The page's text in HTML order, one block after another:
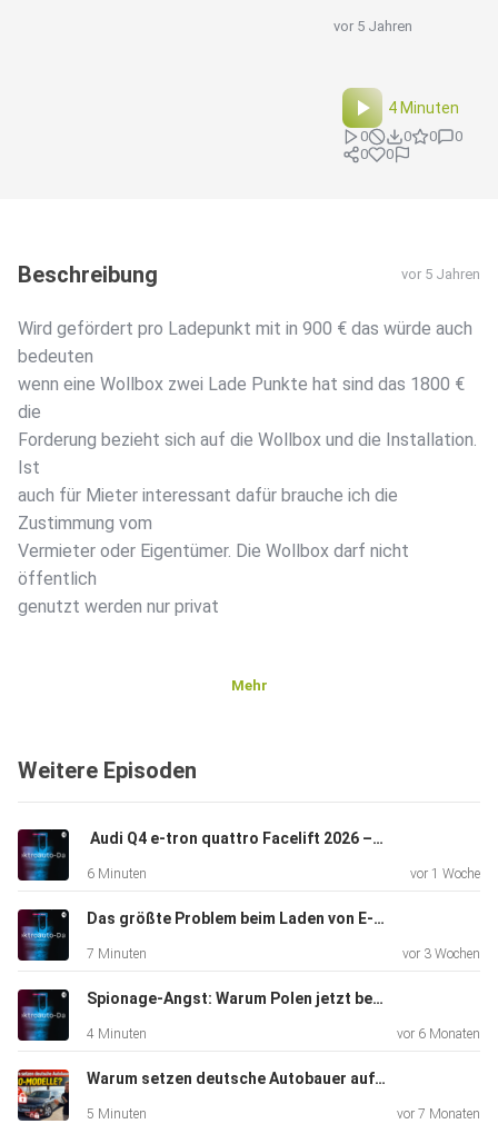
vor 5 Jahren
4 Minuten
0 0 0
0
0
0
Beschreibung vor 5 Jahren
Wird gefördert pro Ladepunkt mit in 900 € das würde auch
bedeuten
wenn eine Wollbox zwei Lade Punkte hat sind das 1800 €
die
Forderung bezieht sich auf die Wollbox und die Installation.
Ist
auch für Mieter interessant dafür brauche ich die
Zustimmung vom
Vermieter oder Eigentümer. Die Wollbox darf nicht
öffentlich
genutzt werden nur privat
Mehr
Weitere Episoden
️ Audi Q4 e-tron quattro Facelift 2026 – Woran erkennt man das neue Modell?
6 Minuten vor 1 Woche
Das größte Problem beim Laden von E-Autos? Der Mensch am Steuer
7 Minuten vor 3 Wochen
Spionage-Angst: Warum Polen jetzt bestimmte E-Autos verbietet
4 Minuten vor 6 Monaten
Warum setzen deutsche Autobauer auf Abo-Modelle?
5 Minuten vor 7 Monaten